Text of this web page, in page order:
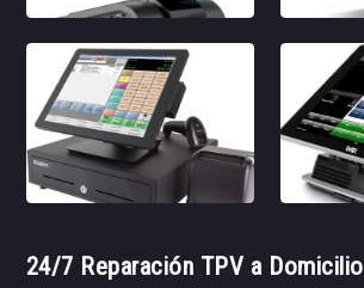
24/7 Reparación TPV a Domicilio